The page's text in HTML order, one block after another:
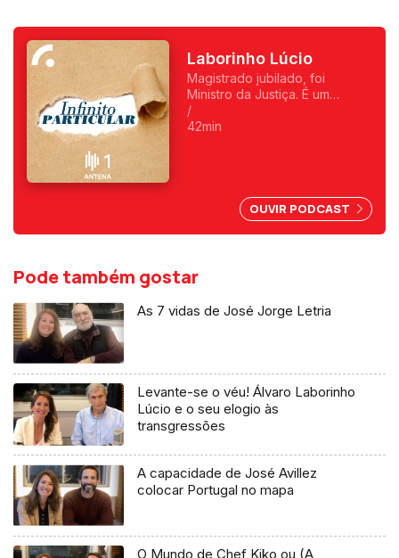
Laborinho Lúcio
Magistrado jubilado, foi
Ministro da Justiça. É um
homem de causas, com uma
apurada sensibilidade artística,
/
42min
OUVIR PODCAST
Pode também gostar
As 7 vidas de José Jorge Letria
Levante-se o véu! Álvaro Laborinho
Lúcio e o seu elogio às
transgressões
A capacidade de José Avillez
colocar Portugal no mapa
O Mundo de Chef Kiko ou (A